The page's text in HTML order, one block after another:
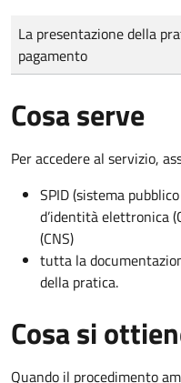
Tipo di pagamento
Importo
La presentazione della
pagamento
Cosa serve
Per accedere al servizio,
SPID (sistema
d’identità elettronica
(CNS)
tutta la
della pratica.
Cosa si
Quando il procedimento